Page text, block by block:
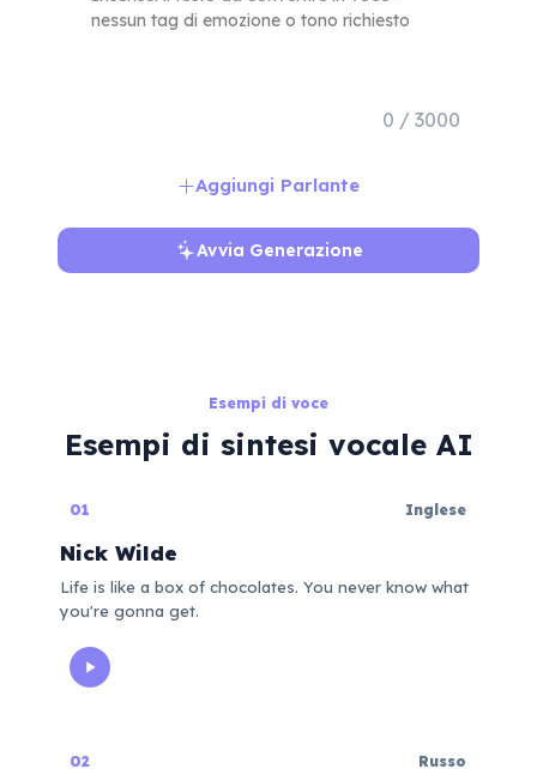
0 / 3000
Aggiungi Parlante
Avvia Generazione
Esempi di voce
Esempi di sintesi vocale AI
01 Inglese
Nick Wilde
Life is like a box of chocolates. You never know what
you're gonna get.
02 Russo